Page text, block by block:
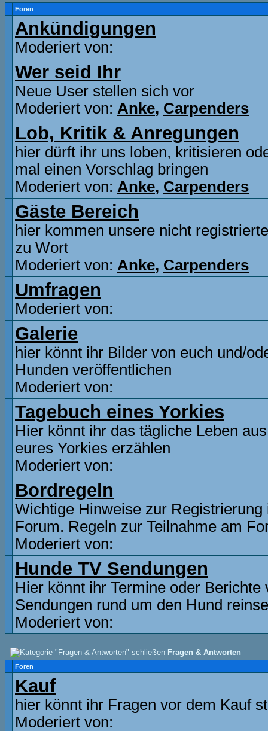
Foren
Ankündigungen
Moderiert von:
Wer seid Ihr
Neue User stellen sich vor
Moderiert von: Anke, Carpenders
Lob, Kritik & Anregungen
hier dürft ihr uns loben, kritisieren
mal einen Vorschlag bringen
Moderiert von: Anke, Carpenders
Gäste Bereich
hier kommen unsere nicht
zu Wort
Moderiert von: Anke, Carpenders
Umfragen
Moderiert von:
Galerie
hier könnt ihr Bilder von euch und/
Hunden veröffentlichen
Moderiert von:
Tagebuch eines Yorkies
Hier könnt ihr das tägliche Leben
eures Yorkies erzählen
Moderiert von:
Bordregeln
Wichtige Hinweise zur Registrierung
Forum. Regeln zur Teilnahme am
Moderiert von:
Hunde TV Sendungen
Hier könnt ihr Termine oder Berichte
Sendungen rund um den Hund
Moderiert von:
Fragen & Antworten
Foren
Kauf
hier könnt ihr Fragen vor dem Kauf
Moderiert von: